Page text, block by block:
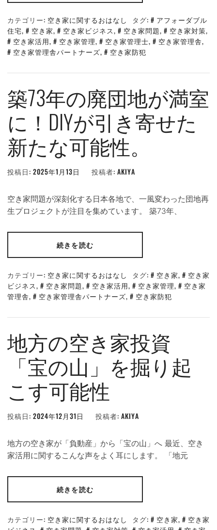
カテゴリー: 空き家に関するおはなし タグ:
アフォーダブル
住宅, 空き家, 空き家ビジネス, 空き家問題, 空き家対策,
空き家活用, 空き家管理, 空き家管理士, 空き家管理舎,
空き家管理舎パートナーズ, 空き家防犯
築73年の廃団地が満室
に！DIYが引き寄せた
新たな可能性。
投稿日: 2025年1月13日 投稿者: AKIYA
空き家問題が深刻化する日本各地で、一風変わった団地再
生プロジェクトが注目を集めています。 築73年、
続きを読む
カテゴリー: 空き家に関するおはなし タグ: 空き家,
空き家
ビジネス, 空き家問題, 空き家活用, 空き家管理,
空き家
管理舎, 空き家管理舎パートナーズ, 空き家防犯
地方の空き家投資
「宝の山」を掘り起
こす可能性
投稿日: 2024年12月31日 投稿者: AKIYA
地方の空き家が「負動産」から「宝の山」へ 最近、空き
家活用に関するこんな声をよく耳にします。 「地元
続きを読む
カテゴリー: 空き家に関するおはなし タグ: 空き家,
空き家